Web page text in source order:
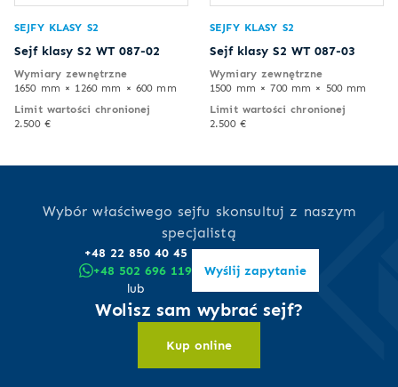
SEJFY KLASY S2
Sejf klasy S2 WT 087-02
Wymiary zewnętrzne
1650 mm × 1260 mm × 600 mm
Limit wartości chronionej
2.500 €
SEJFY KLASY S2
Sejf klasy S2 WT 087-03
Wymiary zewnętrzne
1500 mm × 700 mm × 500 mm
Limit wartości chronionej
2.500 €
Wybór właściwego sejfu skonsultuj z naszym
specjalistą
+48 22 850 40 45
+48 502 696 119
lub
Wyślij zapytanie
Wolisz sam wybrać sejf?
Kup online